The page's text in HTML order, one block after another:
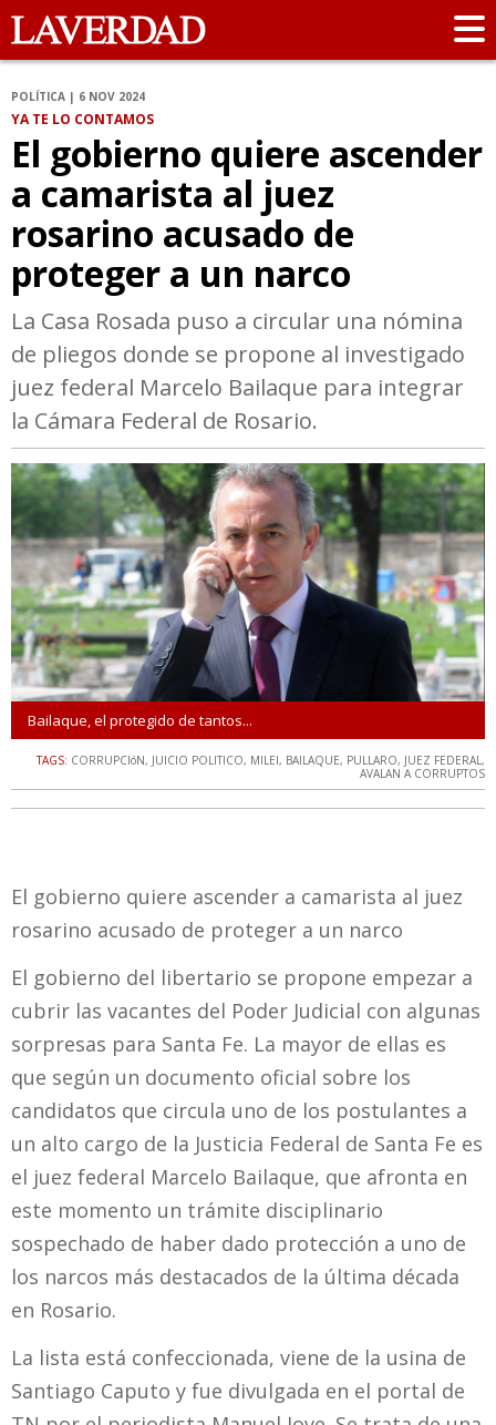
POLÍTICA | 6 NOV 2024
YA TE LO CONTAMOS
El gobierno quiere ascender
a camarista al juez
rosarino acusado de
proteger a un narco
La Casa Rosada puso a circular una nómina
de pliegos donde se propone al investigado
juez federal Marcelo Bailaque para integrar
la Cámara Federal de Rosario.
Bailaque, el protegido de tantos...
TAGS: CORRUPCIóN, JUICIO POLITICO, MILEI, BAILAQUE, PULLARO, JUEZ FEDERAL,
AVALAN A CORRUPTOS
El gobierno quiere ascender a camarista al juez
rosarino acusado de proteger a un narco
El gobierno del libertario se propone empezar a
cubrir las vacantes del Poder Judicial con algunas
sorpresas para Santa Fe. La mayor de ellas es
que según un documento oficial sobre los
candidatos que circula uno de los postulantes a
un alto cargo de la Justicia Federal de Santa Fe es
el juez federal Marcelo Bailaque, que afronta en
este momento un trámite disciplinario
sospechado de haber dado protección a uno de
los narcos más destacados de la última década
en Rosario.
La lista está confeccionada, viene de la usina de
Santiago Caputo y fue divulgada en el portal de